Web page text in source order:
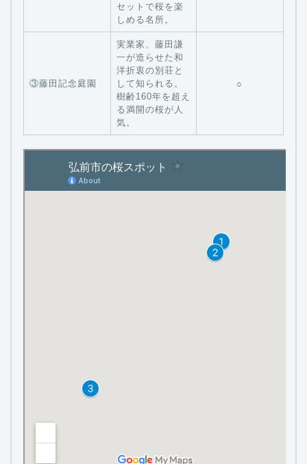
セットで桜を楽
しめる名所。
③藤田記念庭園
実業家、藤田謙
一が造らせた和
洋折衷の別荘と
して知られる。
樹齢160年を超え
る満開の桜が人
気。
○